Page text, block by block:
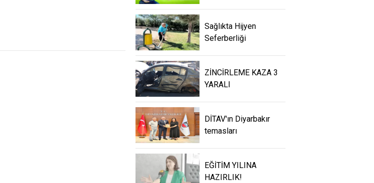
Sağlıkta Hijyen
Seferberliği
ZİNCİRLEME KAZA 3
YARALI
DİTAV'ın Diyarbakır
temasları
EĞİTİM YILINA
HAZIRLIK!